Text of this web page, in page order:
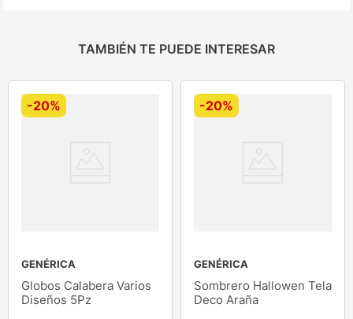
TAMBIÉN TE PUEDE INTERESAR
-20%
GENÉRICA
Globos Calabera Varios
Diseños 5Pz
-20%
GENÉRICA
Sombrero Hallowen Tela
Deco Araña